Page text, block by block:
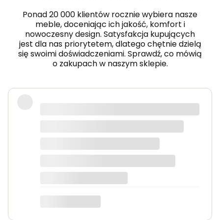
m
o
a
d
o
i
Ponad 20 000 klientów rocznie wybiera nasze
meble, doceniając ich jakość, komfort i
nowoczesny design. Satysfakcja kupujących
jest dla nas priorytetem, dlatego chętnie dzielą
się swoimi doświadczeniami. Sprawdź, co mówią
o zakupach w naszym sklepie.
Wow! Z początku bałem się o zakupy
w nieznajomym sklepie, ale
naprawdę nie mam się do czego
wysokiej jakości.
Edyta